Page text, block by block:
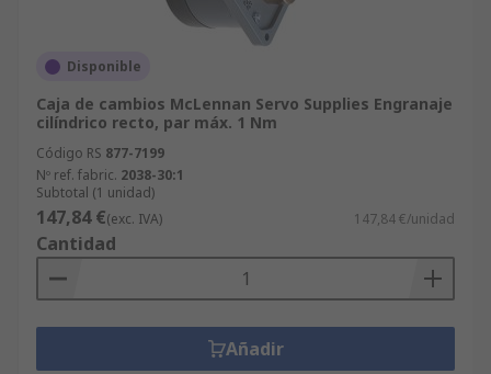
Disponible
Caja de cambios McLennan Servo Supplies Engranaje
cilíndrico recto, par máx. 1 Nm
Código RS 877-7199
Nº ref. fabric. 2038-30:1
Subtotal (1 unidad)
147,84 €(exc. IVA) 147,84 €/unidad
Cantidad
Añadir